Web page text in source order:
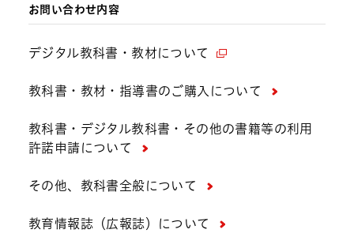
お問い合わせ内容
デジタル教科書・教材について
教科書・教材・指導書のご購入について
教科書・デジタル教科書・その他の書籍等の利用
許諾申請について
その他、教科書全般について
教育情報誌（広報誌）について